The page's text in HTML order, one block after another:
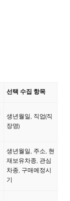
선택 수집 항목
생년월일, 직업(직
장명)
생년월일, 주소, 현
재보유차종, 관심
차종, 구매예정시
기